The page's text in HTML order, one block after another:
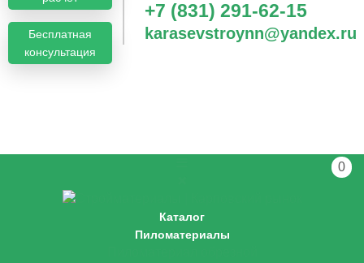
Бесплатная
консультация
+7 (831) 291-62-15
karasevstroynn@yandex.ru
Каталог
Пиломатериалы
0